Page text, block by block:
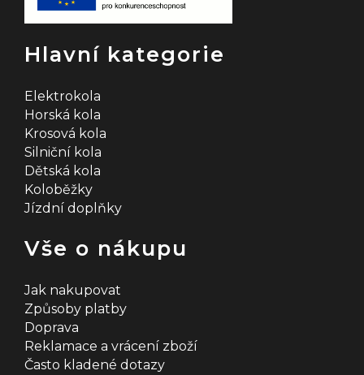
Hlavní kategorie
Elektrokola
Horská kola
Krosová kola
Silniční kola
Dětská kola
Koloběžky
Jízdní doplňky
Vše o nákupu
Jak nakupovat
Způsoby platby
Doprava
Reklamace a vrácení zboží
Často kladené dotazy